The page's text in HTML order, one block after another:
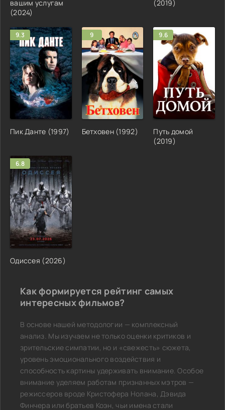
вашим услугам
(2024)
(2019)
9.3
Пик Данте (1997)
9
Бетховен (1992)
9.6
Путь домой
(2019)
6.8
Одиссея (2026)
Как формируется рейтинг самых
интересных фильмов?
В основе нашей методологии — комплексный
анализ. Мы изучаем не только оценки критиков и
зрительские симпатии, но и «свежесть» сюжета,
уровень эмоционального воздействия и
способность картины удерживать внимание. Особое
внимание уделяем работам признанных мэтров —
режиссеров вроде Кристофера Нолана, Дэвида
Финчера или братьев Коэн, чьи имена стали